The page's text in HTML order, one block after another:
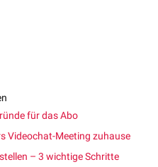
für das Abo
Videochat-Meeting zuhause
– 3 wichtige Schritte